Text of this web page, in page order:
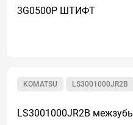
3G0500P ШТИФТ
LS3001000JR2B
KOMATSU
LS3001000JR2B